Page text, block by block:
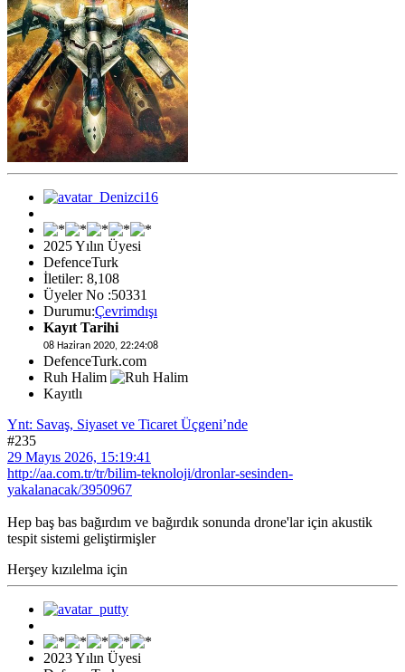
2025 Yılın Üyesi
DefenceTurk
İletiler: 8,108
Üyeler No :50331
Durumu:Çevrimdışı
Kayıt Tarihi
08 Haziran 2020, 22:24:08
DefenceTurk.com
Ruh Halim
Kayıtlı
Ynt: Savaş, Siyaset ve Ticaret Üçgeni’nde
#235
29 Mayıs 2026, 15:19:41
http://aa.com.tr/tr/bilim-teknoloji/dronlar-sesinden-
yakalanacak/3950967
Hep baş bas bağırdım ve bağırdık sonunda drone'lar için akustik
tespit sistemi geliştirmişler
Herşey kızılelma için
2023 Yılın Üyesi